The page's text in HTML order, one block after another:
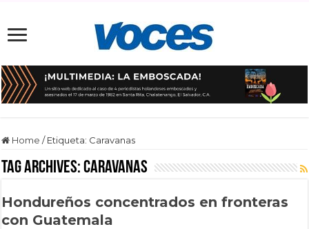
Home / Etiqueta: Caravanas
Tag Archives:Caravanas
Hondureños concentrados en fronteras
con Guatemala